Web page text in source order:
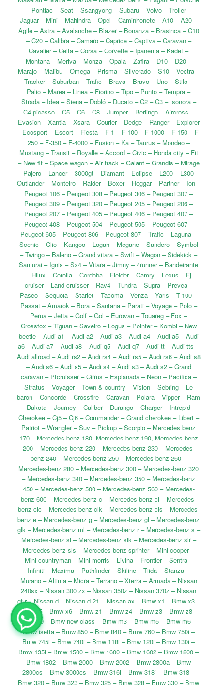
– Pontiac – Seat – Ssangyong – Subaru – Volvo – Troller –
Jaguar – Mini – Mahindra – Opel – Caminhonete – A10 – A20 –
Agile – Astra – Avalanche – Blazer – Bonanza – Brasinca – C10
– C20 – Calibra – Camaro – Caprice – Captiva – Caravan –
Cavalier – Celta – Corsa – Corvette – Ipanema – Kadet –
Montana – Meriva – Monza – Opala – Zafira – D10 – D20 –
Marajo – Malibu – Omega – Prisma – Silverado – S10 – Vectra –
Tracker – Suburban – Trafic – Brava – Bravo – Uno – Stilo –
Palio – Marea – Linea – Fiorino – Tipo – Punto – Tempra –
Strada – Idea – Siena – Dobló – Ducato – C2 – C3 – sonora –
C4 picasso – C5 – C6 – C8 – Jumper – Berlingo – Aircross –
Evasion – Xantia – Xsara – Courier – Dedge – Ranger – Explorer
– Ecosport – Escort – Fiesta – F-1 – F-100 – F-1000 – F-150 – F-
250 – F-350 – F-4000 – Fusion – Ka – Taurus – Mondeo –
Mustang – Transit – Royalle – Accord – Civic – Honda city – Fit
– New fit – Space wagon – Air track – Galant – Grandis – Mirage
– Pajero – Lancer – 3000gt – Diamant – Eclipse – L200 – L300 –
Outlander – Monteiro – Raider – Boxer – Hoggar – Partner – Ion –
Peugeot 106 – Peugeot 308 – Peugeot 306 – Peugeot 307 –
Peugeot 309 – Peugeot 320 – Peugeot 205 – Peugeot 206 –
Peugeot 207 – Peugeot 405 – Peugeot 406 – Peugeot 407 –
Peugeot 408 – Peugeot 504 – Peugeot 505 – Peugeot 607 –
Peugeot 605 – Peugeot 806 – Peugeot 807 – Trafic – Laguna –
Scenic – Clio – Kangoo – Logan – Megane – Sandero – Symbol
– Twingo – Baleno – Grand vitara – Swift – Wagon – Sidekick –
Samurai – Ignis – Sx4 – Vitara – Jimny – 4runner – Bandeirante
– Hilux – Corolla – Cordoba – Fielder – Camry – Lexus – Fj
cruiser – Land cruisser – Rav4 – Tundra – Supra – Prevea –
Paseo – Sequoia – Starlet – Tacoma – Venza – Yaris – T-100 –
Passat – Amarok – Bora – Santana – Parati – Voyage – Polo –
Perua – Jetta – Golf – Gol – Eurovan – Touareg – Fox –
Crossfox – Tiguan – Saveiro – Logus – Pointer – Kombi – New
beetle – Audi a1 – Audi a2 – Audi a3 – Audi a4 – Audi a5 – Audi
a6 – Audi a7 – Audi a8 – Audi q5 – Audi q7 – Audi tt – Audi tts –
Audi allroad – Audi rs2 – Audi rs4 – Audi rs5 – Audi rs6 – Audi s8
– Audi s6 – Audi s5 – Audi s4 – Audi s3 – Audi s2 – Grand
caravan – Ptcruisser – Cirrus – Esplanada – Neon – Pacifica –
Stratus – Voyager – Town & country – Vision – Sebring – Le
baron – Concorde – Crossfire – Caravan – Polara – Vipper – Ram
– Dakota – Journey – Caliber – Durango – Charger – Intrepid –
Cherokee – Cj5 – Cj6 – Commander – Grand cherokee – Libert –
Patriot – Wrangler – Suv – Pickup – Scorpio – Mercedes benz
170 – Mercedes-benz 180, Mercedes-benz 190, Mercedes-benz
200 – Mercedes-benz 220 – Mercedes-benz 230 – Mercedes-
benz 240 – Mercedes-benz 250 – Mercedes-benz 260 –
Mercedes-benz 280 – Mercedes-benz 300 – Mercedes-benz 320
– Mercedes-benz 340 – Mercedes-benz 350 – Mercedes-benz
450 – Mercedes-benz 500 – Mercedes-benz 560 – Mercedes-
benz 600 – Mercedes-benz c – Mercedes-benz cl – Mercedes-
benz clc – Mercedes-benz clk – Mercedes-benz cls – Mercedes-
benz e – Mercedes-benz g – Mercedes-benz gl – Mercedes-benz
glk – Mercedes-benz ml – Mercedes-benz r – Mercedes-benz s –
Mercedes-benz sl – Mercedes-benz slk – Mercedes-benz slr –
Mercedes-benz sls – Mercedes-benz sprinter – Mini cooper –
Mini countryman – Mini morris – Livina – Frontier – Sentra –
Infiniti – Maxima – Pathfinder – Skiline – Tiida – Stanza –
Murano – Altima – Micra – Terrano – Xterra – Armada – Nissan
240sx – Nissan 300 zx – Nissan 350z – Nissan 370z – Nissan
gt-r – Nissan d – Nissan d 21 – Nissan ax – Bmw x1 – Bmw x3 –
Bmw x5 – Bmw x6 – Bmw z1 – Bmw z4 – Bmw z3 – Bmw z8 –
Bmw x9 – Bmw new class – Bmw m3 – Bmw m5 – Bmw m6 –
Bmw isetta – Bmw 850 – Bmw 840 – Bmw 760 – Bmw 750i –
Bmw 745i – Bmw 740i – Bmw 118i – Bmw 120i – Bmw 130i –
Bmw 135i – Bmw 1500 – Bmw 1600 – Bmw 1602 – Bmw 1800 –
Bmw 1802 – Bmw 2000 – Bmw 2002 – Bmw 2800a – Bmw
2800cs – Bmw 3000cs – Bmw 316i – Bmw 318i – Bmw 318 –
Bmw 320 – Bmw 323 – Bmw 325 – Bmw 328 – Bmw 330 – Bmw